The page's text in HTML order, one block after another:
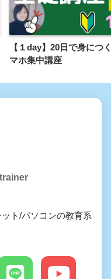
【１day】20日で身につ
マホ集中講座
ト/パソコンの教育系